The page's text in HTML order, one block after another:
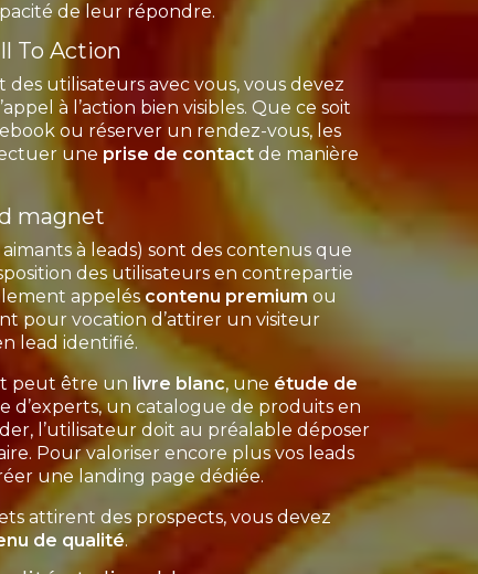
de leur répondre.
To Action
utilisateurs avec vous, vous devez
à l’action bien visibles. Que ce soit
ou réserver un rendez-vous, les
une prise de contact de manière
magnet
à leads) sont des contenus que
des utilisateurs en contrepartie
appelés contenu premium ou
pour vocation d’attirer un visiteur
lead identifié.
peut être un livre blanc, une étude de
d’experts, un catalogue de produits en
l’utilisateur doit au préalable déposer
Pour valoriser encore plus vos leads
une landing page dédiée.
attirent des prospects, vous devez
de qualité.